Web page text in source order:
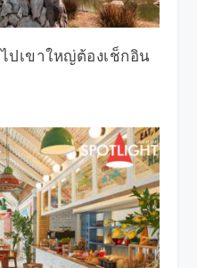
ปเขาใหญ่ต้องเช็กอิน